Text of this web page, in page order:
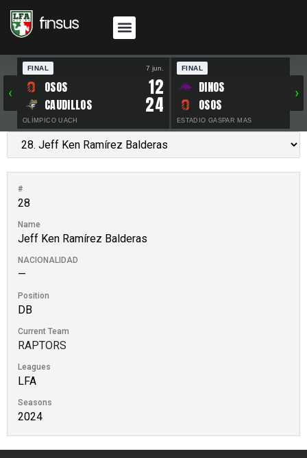
‹
FINAL 7 jun.
OSOS 12
CAUDILLOS 24
OLÍMPICO UACH
FINAL
DINOS
OSOS
ESTADIO GASPAR MAS
›
#
28
Name
Jeff Ken Ramírez Balderas
NACIONALIDAD
—
Position
DB
Current Team
RAPTORS
Leagues
LFA
Seasons
2024